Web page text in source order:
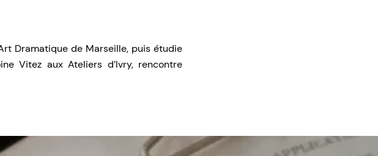
Dramatique de Marseille, puis étudie
Vitez aux Ateliers d’Ivry, rencontre